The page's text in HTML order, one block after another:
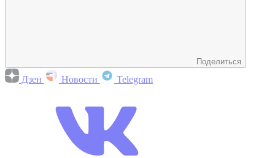
Поделиться
Дзен Новости Telegram